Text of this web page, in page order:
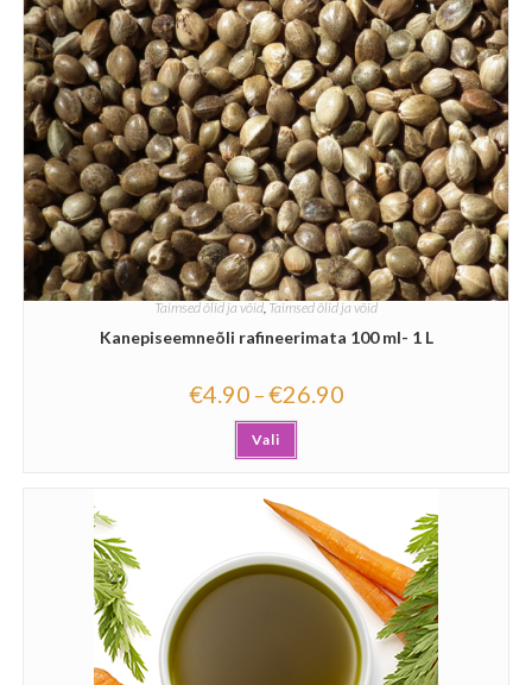
Taimsed õlid ja võid Taimsed õlid ja võid
Kanepiseemneõli rafineerimata 100 ml- 1 L
€4.90 –€26.90
Vali